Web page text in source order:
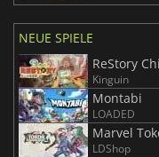
NEUE SPIELE
ReStory
Kinguin
Montabi
LOADED
Marvel
LDShop